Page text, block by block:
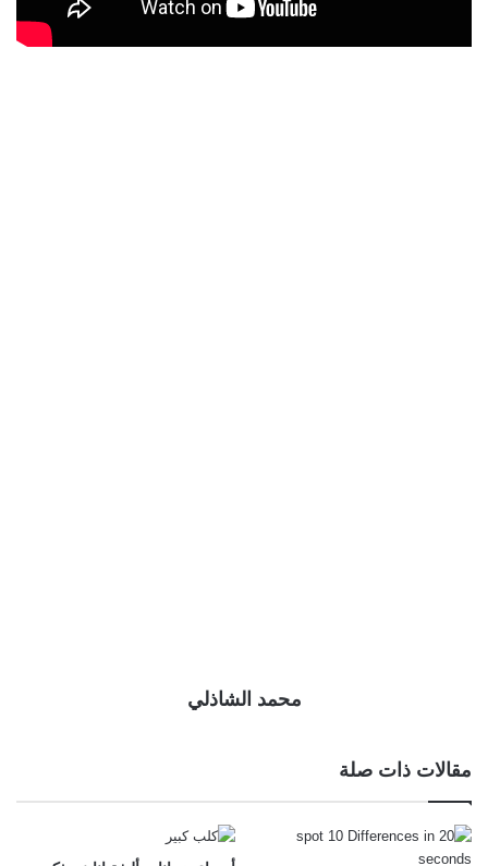
محمد الشاذلي
مقالات ذات صلة